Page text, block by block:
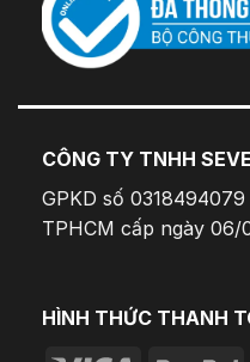
CÔNG TY TNHH
GPKD số
TPHCM cấp ngày 06/
HÌNH THỨC THANH